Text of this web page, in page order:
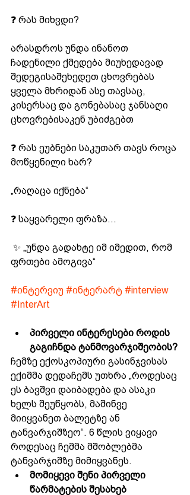
❓ რას მიხვდი?
არასდროს უნდა ინანოთ
ჩადენილი ქმედება მიუხედავად
შედეგისაშეხედეთ ცხოვრებას
ყველა მხრიდან ასე თავსაც,
კისერსაც და გონებასაც ჯანსაღი
ცხოვრებისაკენ უბიძგებთ
❓ რას ეუბნები საკუთარ თავს როცა
მოწყენილი ხარ?
„რაღაცა იქნება“
❓ საყვარელი ფრაზა...
ფრთები ამოგივა“
#ინტერვიუ #ინტერარტ #interview
#InterArt
პირველი ინტერესები როდის
გაგიჩნდა ტანმოვარჯიშეობის?
ჩემზე ექოსკოპიური გასინჯვისას
ექიმმა დედაჩემს უთხრა „როდესაც
ეს ბავშვი დაიბადება და ასაკი
ხელს შეუწყობს, მაშინვე
მიიყვანეთ ბალეტზე ან
ტანვარჯიშზეო“. 6 წლის ვიყავი
როდესაც ჩემმა მშობლებმა
ტანვარჯიშზე მიმიყვანეს.
მომიყევი შენი პირველი
წარმატების შესახებ